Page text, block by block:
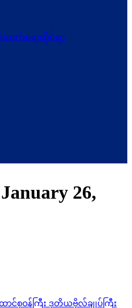
တက်ရေးဆိုင်ရာ
26,